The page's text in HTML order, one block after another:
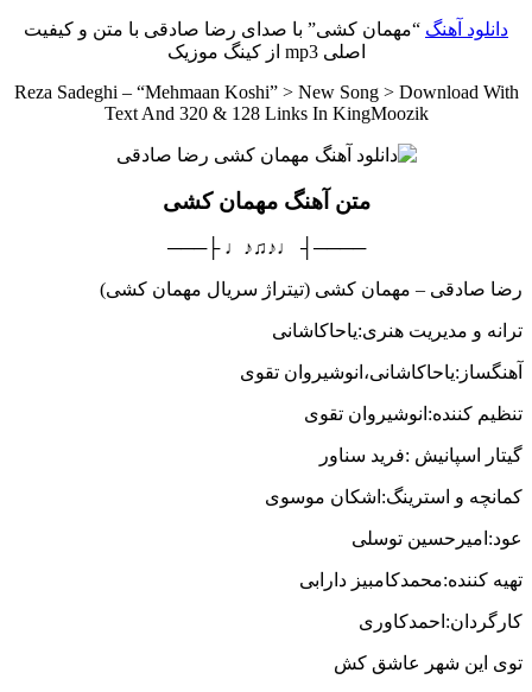
دانلود آهنگ “مهمان کشی” با صدای رضا صادقی با متن و کیفیت
اصلی mp3 از کینگ موزیک
Reza Sadeghi – “Mehmaan Koshi” > New Song > Download With
Text And 320 & 128 Links In KingMoozik
متن آهنگ مهمان کشی
────┤ ♩♪♫♪♩ ├───
رضا صادقی – مهمان کشی (تیتراژ سریال مهمان کشی)
ترانه و مدیریت هنری:یاحاکاشانی
آهنگساز:یاحاکاشانی،انوشیروان تقوی
تنظیم کننده:انوشیروان تقوی
گیتار اسپانیش :فرید سناور
کمانچه و استرینگ:اشکان موسوی
عود:امیرحسین توسلی
تهیه کننده:محمدکامبیز دارابی
کارگردان:احمدکاوری
توی این شهر عاشق کش